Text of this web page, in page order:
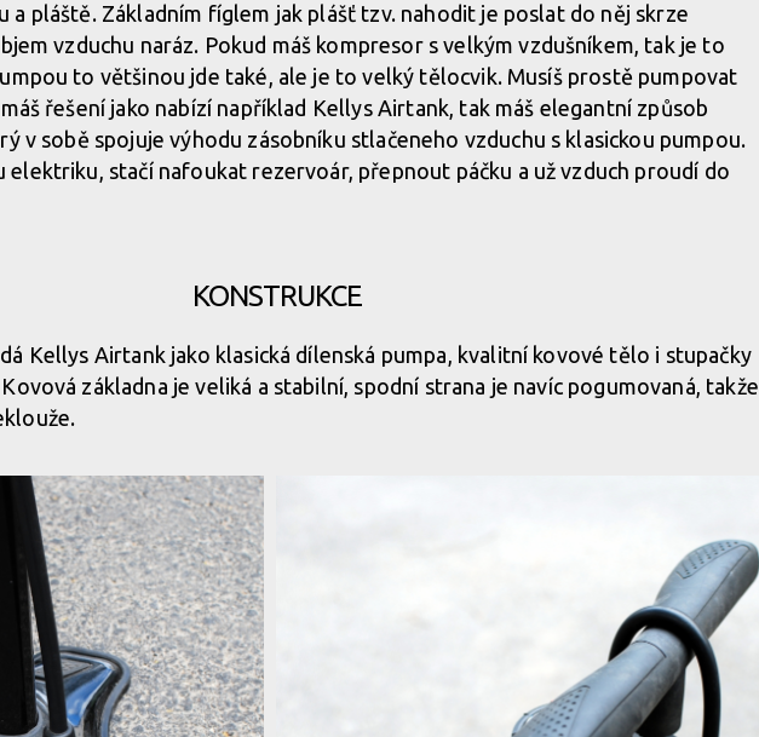
a pláště. Základním fíglem jak plášť tzv. nahodit je poslat do něj skrze
vzduchu naráz. Pokud máš kompresor s velkým vzdušníkem, tak je to
to většinou jde také, ale je to velký tělocvik. Musíš prostě pumpovat
řešení jako nabízí například Kellys Airtank, tak máš elegantní způsob
v sobě spojuje výhodu zásobníku stlačeneho vzduchu s klasickou pumpou.
elektriku, stačí nafoukat rezervoár, přepnout páčku a už vzduch proudí do
KONSTRUKCE
Kellys Airtank jako klasická dílenská pumpa, kvalitní kovové tělo i stupačky
základna je veliká a stabilní, spodní strana je navíc pogumovaná, takže